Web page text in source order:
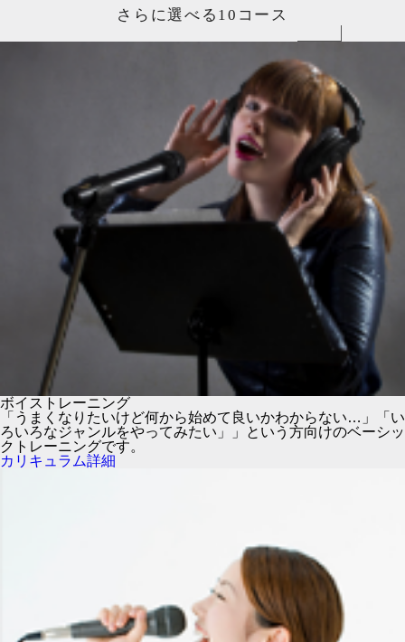
さらに選べる10コース
ボイストレーニング
「うまくなりたいけど何から始めて良いかわからない…」「い
ろいろなジャンルをやってみたい」」という方向けのベーシッ
クトレーニングです。
カリキュラム詳細